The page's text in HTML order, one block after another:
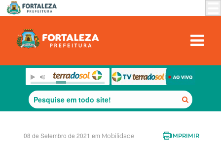
08 de Setembro de 2021 em Mobilidade IMPRIMIR